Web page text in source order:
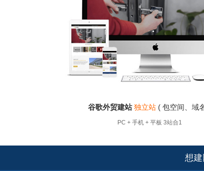
厂自建站——外贸独立站+谷歌推广
焦产品核心卖点
设：广州 厦门 青岛 天津 成都 重庆 杭州
作
谷歌外贸建站 独立站 ( 包空间、域
PC + 手机 + 平板 3站合1
想